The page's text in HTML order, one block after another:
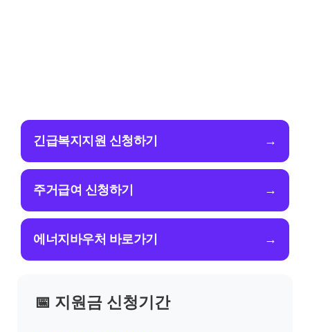
긴급복지지원 신청하기 →
주거급여 신청하기 →
에너지바우처 바로가기 →
📅 지원금 신청기간